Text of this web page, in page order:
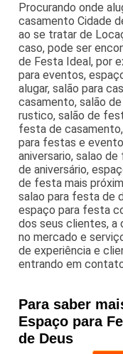
Procurando onde
casamento Cidade
ao se tratar de
caso, pode ser
de Festa Ideal, por
para eventos,
alugar, salão para
casamento, salão
rustico, salão de
festa de
para festas e
aniversario, salao
de aniversário,
de festa mais
salao para festa de
espaço para festa
dos seus clientes, a
no mercado e
de experiência e
entrando em
Para saber
Espaço para
de Deus